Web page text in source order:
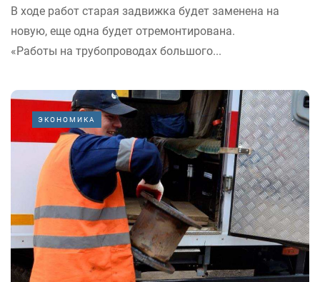
В ходе работ старая задвижка будет заменена на
новую, еще одна будет отремонтирована.
«Работы на трубопроводах большого...
ЭКОНОМИКА